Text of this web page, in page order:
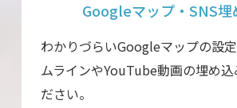
Googleマップ・ SNS埋
わかりづらいGoogleマップの設
ムラインやYouTube動画の埋め込
ださい。